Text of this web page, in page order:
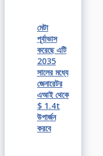
মেটা
পূর্বাভাস
করেছে এটি
2035
সালের মধ্যে
জেনারেটর
এআই থেকে
$ 1.4t
উপার্জন
করবে